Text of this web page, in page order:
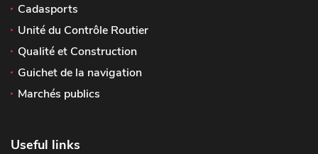
Cadasports
Unité du Contrôle Routier
Qualité et Construction
Guichet de la navigation
Marchés publics
Useful links